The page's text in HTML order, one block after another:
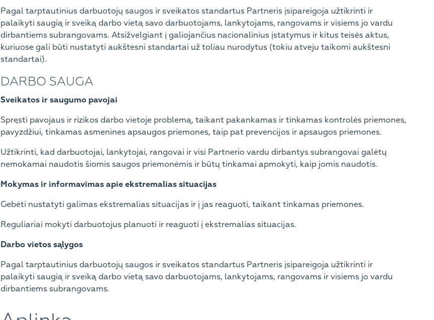
Pagal tarptautinius darbuotojų saugos ir sveikatos standartus Partneris įsipareigoja užtikrinti ir
palaikyti saugią ir sveiką darbo vietą savo darbuotojams, lankytojams, rangovams ir visiems jo vardu
dirbantiems subrangovams. Atsižvelgiant į galiojančius nacionalinius įstatymus ir kitus teisės aktus,
kuriuose gali būti nustatyti aukštesni standartai už toliau nurodytus (tokiu atveju taikomi aukštesni
standartai).
DARBO SAUGA
Sveikatos ir saugumo pavojai
Spręsti pavojaus ir rizikos darbo vietoje problemą, taikant pakankamas ir tinkamas kontrolės priemones,
pavyzdžiui, tinkamas asmenines apsaugos priemones, taip pat prevencijos ir apsaugos priemones.
Užtikrinti, kad darbuotojai, lankytojai, rangovai ir visi Partnerio vardu dirbantys subrangovai galėtų
nemokamai naudotis šiomis saugos priemonėmis ir būtų tinkamai apmokyti, kaip jomis naudotis.
Mokymas ir informavimas apie ekstremalias situacijas
Gebėti nustatyti galimas ekstremalias situacijas ir į jas reaguoti, taikant tinkamas priemones.
Reguliariai mokyti darbuotojus planuoti ir reaguoti į ekstremalias situacijas.
Darbo vietos sąlygos
Pagal tarptautinius darbuotojų saugos ir sveikatos standartus Partneris įsipareigoja užtikrinti ir
palaikyti saugią ir sveiką darbo vietą savo darbuotojams, lankytojams, rangovams ir visiems jo vardu
dirbantiems subrangovams.